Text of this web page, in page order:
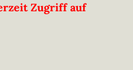
Zugriff auf